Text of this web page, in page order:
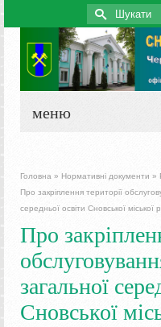
Search
for:
меню
Головна » Нормативні документи »
Про закріплення території
середньої освіти Сновської міської
Про
загальної
Сновської